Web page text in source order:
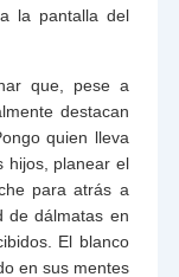
la pantalla del
que, pese a
destacan
quien lleva
hijos, planear el
para atrás a
de dálmatas en
El blanco
en sus mentes